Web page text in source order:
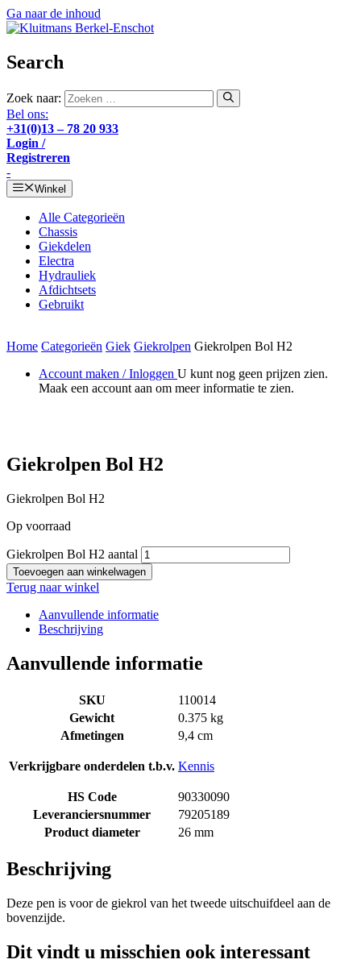
Ga naar de inhoud
Search
Zoek naar:
Bel ons:
+31(0)13 – 78 20 933
Login /
Registreren
-
Winkel
Alle Categorieën
Chassis
Giekdelen
Electra
Hydrauliek
Afdichtsets
Gebruikt
Home Categorieën Giek Giekrolpen Giekrolpen Bol H2
Account maken / Inloggen U kunt nog geen prijzen zien.
Maak een account aan om meer informatie te zien.
Giekrolpen Bol H2
Giekrolpen Bol H2
Op voorraad
Giekrolpen Bol H2 aantal
Toevoegen aan winkelwagen
Terug naar winkel
Aanvullende informatie
Beschrijving
Aanvullende informatie
SKU
110014
Gewicht
0.375 kg
Afmetingen
9,4 cm
Verkrijgbare onderdelen t.b.v. Kennis
HS Code
90330090
Leveranciersnummer
79205189
Product diameter
26 mm
Beschrijving
Deze pen is voor de giekrol van het tweede uitschuifdeel aan de
bovenzijde.
Dit vindt u misschien ook interessant